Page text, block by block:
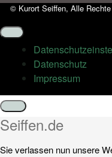
© Kurort Seiffen, Alle Rechte
Datenschutz
Impressum
Schließen
Seiffen.de
Sie verlassen nun unsere